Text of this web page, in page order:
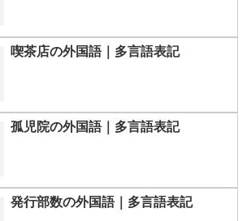
喫茶店の外国語｜多言語表記
孤児院の外国語｜多言語表記
発行部数の外国語｜多言語表記